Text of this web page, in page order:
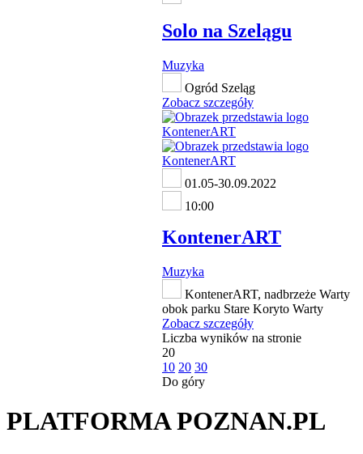
Solo na Szelągu
Muzyka
Ogród Szeląg
Zobacz szczegóły
01.05-30.09.2022
10:00
KontenerART
Muzyka
KontenerART, nadbrzeże Warty
obok parku Stare Koryto Warty
Zobacz szczegóły
Liczba wyników na stronie
20
10 20 30
Do góry
PLATFORMA POZNAN.PL